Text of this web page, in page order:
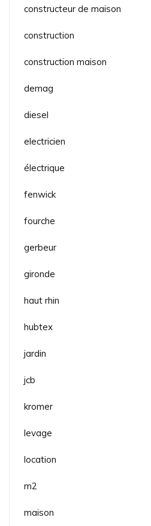
constructeur de maison
construction
construction maison
demag
diesel
electricien
électrique
fenwick
fourche
gerbeur
gironde
haut rhin
hubtex
jardin
jcb
kromer
levage
location
m2
maison